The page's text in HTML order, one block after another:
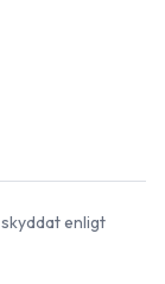
enligt